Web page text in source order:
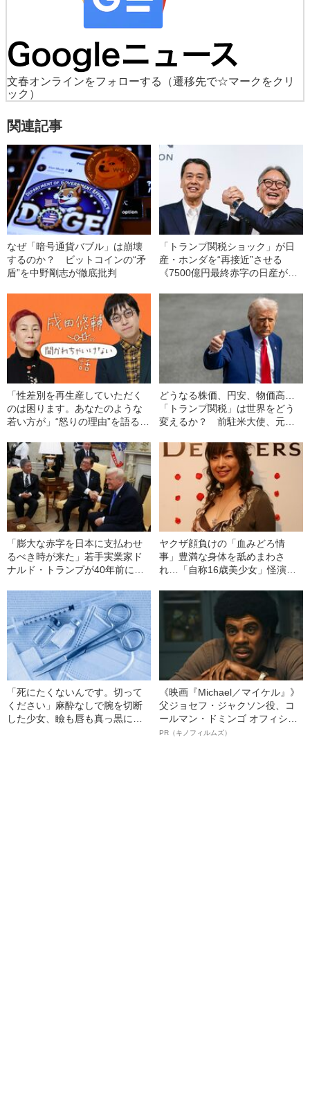
文春オンラインをフォローする
（遷移先で☆マークをクリ
ック）
関連記事
なぜ「暗号通貨バブル」は崩壊
するのか？ ビットコインの“矛
盾”を中野剛志が徹底批判
「トランプ関税ショック」が日
産・ホンダを“再接近”させる
《7500億円最終赤字の日産が持
「性差別を再生産していただく
のは困ります。あなたのような
若い方が」“怒りの理由”を語る上
は？
どうなる株価、円安、物価高…
「トランプ関税」は世界をどう
変えるか？ 前駐米大使、元為
ル”らが徹底解説
「膨大な赤字を日本に支払わせ
るべき時が来た」若手実業家ド
ナルド・トランプが40年前に提
ヤクザ顔負けの「血みどろ情
事」豊満な身体を舐めまわさ
れ…「自称16歳美少女」怪演
ぎる“熟れ方”
「死にたくないんです。切って
ください」麻酔なしで腕を切断
した少女、瞼も唇も真っ黒に腫
《映画『Michael／マイケル』》
父ジョセフ・ジャクソン役、コ
ールマン・ドミンゴ オフィシャ
ルインタビュー“観客を魅了した
PR（キノフィルムズ）